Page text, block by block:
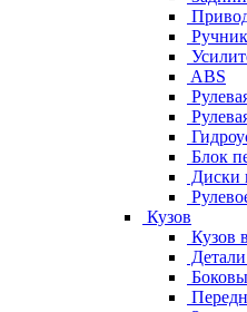
ABS
Блок
Диски
Кузов
Кузов